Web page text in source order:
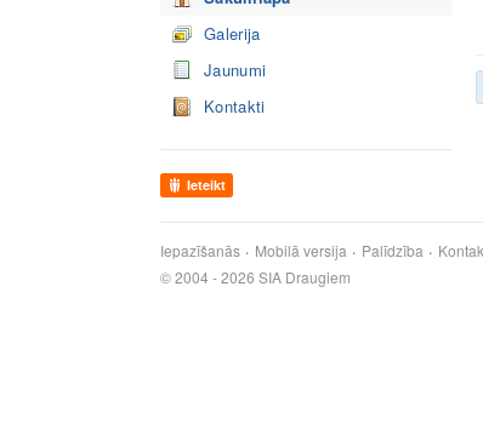
Galerija
Jaunumi
Kontakti
Ieteikt
Iepazīšanās Mobilā versija Palīdzība
© 2004 - 2026 SIA Draugiem